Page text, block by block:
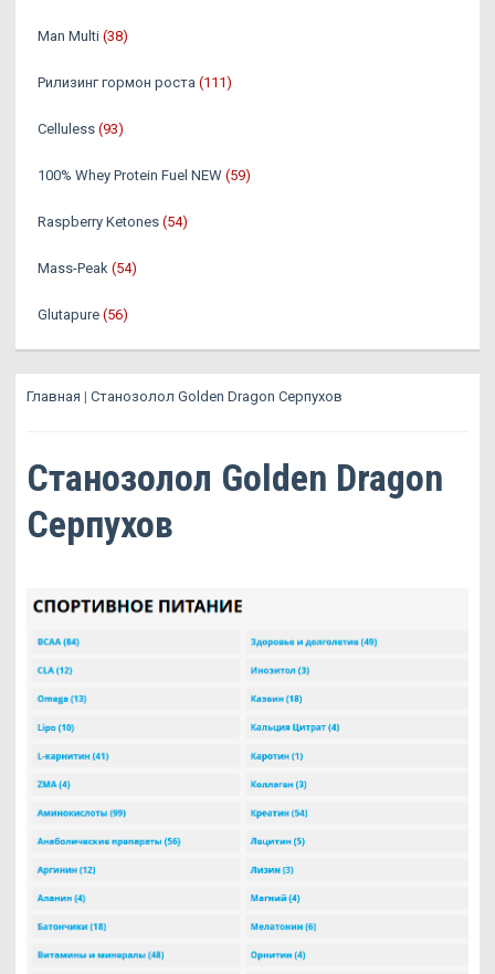
Man Multi (38)
Рилизинг гормон роста (111)
Celluless (93)
100% Whey Protein Fuel NEW (59)
Raspberry Ketones (54)
Mass-Peak (54)
Glutapure (56)
Главная | Cтанозолол Golden Dragon Серпухов
Cтанозолол Golden Dragon
Серпухов